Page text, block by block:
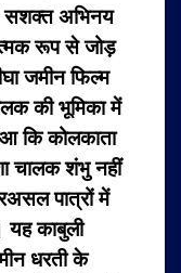
सशक्त अभिनय
रूप से जोड़
जमीन फिल्म
की भूमिका में
कि कोलकाता
चालक शंभु नहीं
पात्रों में
यह काबुली
धरती के